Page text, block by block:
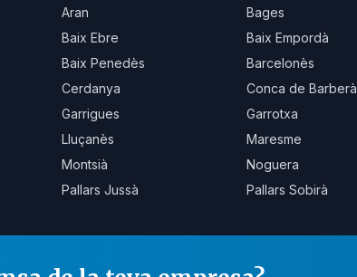
Aran
Bages
Baix Ebre
Baix Empordà
Baix Penedès
Barcelonès
Cerdanya
Conca de Barberà
Garrigues
Garrotxa
Lluçanès
Maresme
Montsià
Noguera
Pallars Jussà
Pallars Sobirà